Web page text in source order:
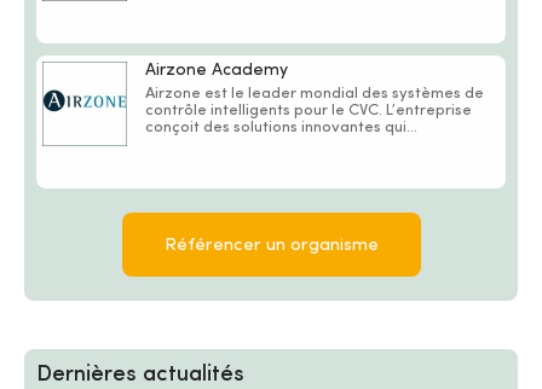
Airzone Academy
Airzone est le leader mondial des systèmes de
contrôle intelligents pour le CVC. L’entreprise
conçoit des solutions innovantes qui...
Référencer un organisme
Dernières actualités